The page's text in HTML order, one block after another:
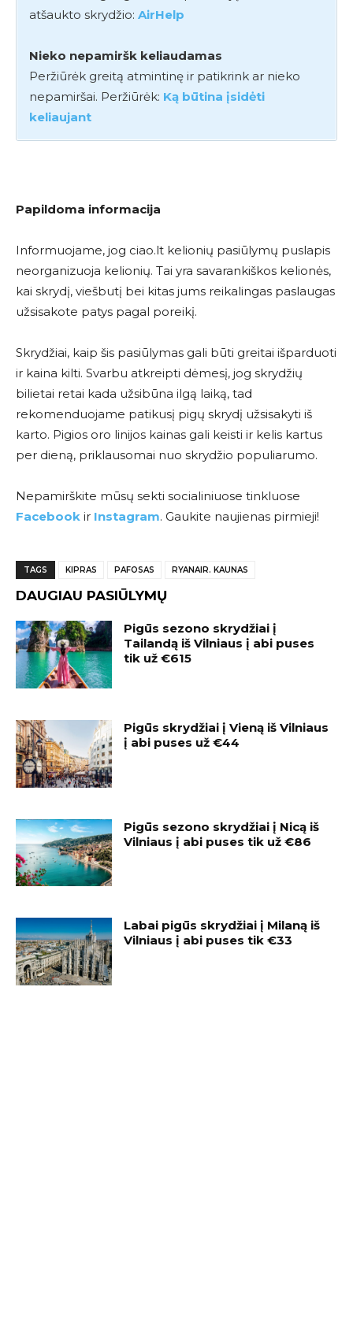
atšaukto skrydžio: AirHelp
Nieko nepamiršk keliaudamas
Peržiūrėk greitą atmintinę ir patikrink ar nieko
nepamiršai. Peržiūrėk: Ką būtina įsidėti
keliaujant
Papildoma informacija
Informuojame, jog ciao.lt kelionių pasiūlymų puslapis
neorganizuoja kelionių. Tai yra savarankiškos kelionės,
kai skrydį, viešbutį bei kitas jums reikalingas paslaugas
užsisakote patys pagal poreikį.
Skrydžiai, kaip šis pasiūlymas gali būti greitai išparduoti
ir kaina kilti. Svarbu atkreipti dėmesį, jog skrydžių
bilietai retai kada užsibūna ilgą laiką, tad
rekomenduojame patikusį pigų skrydį užsisakyti iš
karto. Pigios oro linijos kainas gali keisti ir kelis kartus
per dieną, priklausomai nuo skrydžio populiarumo.
Nepamirškite mūsų sekti socialiniuose tinkluose
Facebook ir Instagram. Gaukite naujienas pirmieji!
TAGS KIPRAS PAFOSAS RYANAIR. KAUNAS
DAUGIAU PASIŪLYMŲ
Pigūs sezono skrydžiai į
Tailandą iš Vilniaus į abi puses
tik už €615
Pigūs skrydžiai į Vieną iš Vilniaus
į abi puses už €44
Pigūs sezono skrydžiai į Nicą iš
Vilniaus į abi puses tik už €86
Labai pigūs skrydžiai į Milaną iš
Vilniaus į abi puses tik €33